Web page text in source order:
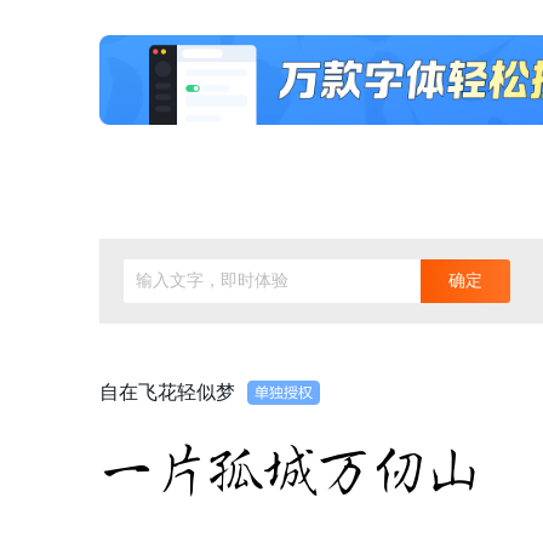
输入文字，即时体验 确定
自在飞花轻似梦
一片孤城万仞山